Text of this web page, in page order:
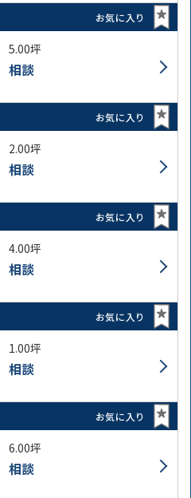
路線・駅
お気に入り
5.00坪
相談
お気に入り
2.00坪
相談
お気に入り
4.00坪
相談
お気に入り
1.00坪
相談
お気に入り
6.00坪
相談